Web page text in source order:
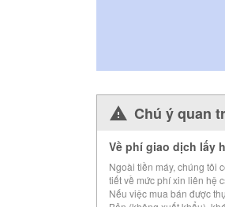
Chú ý quan
Về phí giao dịch lấy
Ngoài tiền máy, chúng tôi
tiết về mức phí xin liên hệ
Nếu việc mua bán được